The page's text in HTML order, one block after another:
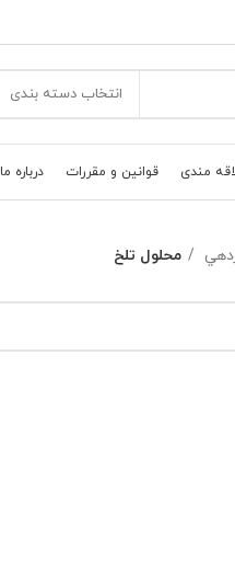
انتخاب دسته بندی
مندی قوانین و مقررات درباره ما
محلول تلخ